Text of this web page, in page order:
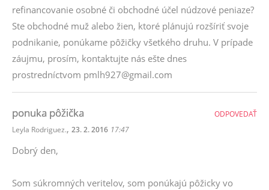
refinancovanie osobné či obchodné účel núdzové peniaze?
Ste obchodné muž alebo žien, ktoré plánujú rozšíriť svoje
podnikanie, ponúkame pôžičky všetkého druhu. V prípade
záujmu, prosím, kontaktujte nás ešte dnes
prostredníctvom pmlh927@gmail.com
Leyla Rodriguez., 23. 2. 2016 17:47
Dobrý den,
Som súkromných veritelov, som ponúkajú pôžicky vo
ODPOVEDAŤ